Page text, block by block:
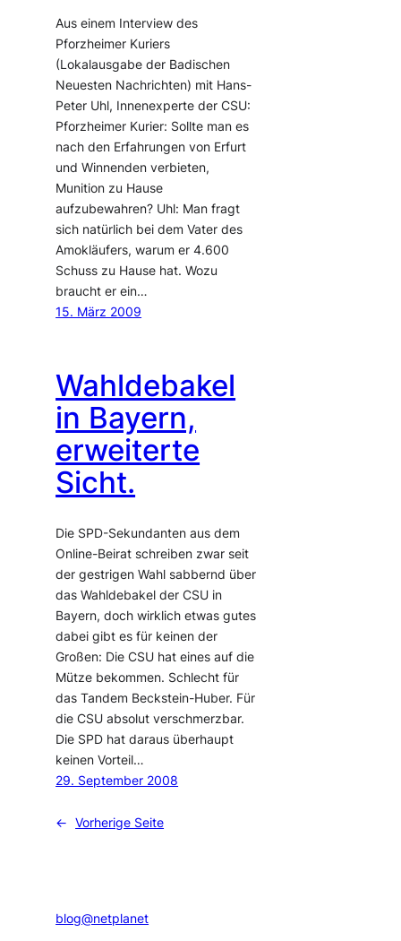
Aus einem Interview des
Pforzheimer Kuriers
(Lokalausgabe der Badischen
Neuesten Nachrichten) mit Hans-
Peter Uhl, Innenexperte der CSU:
Pforzheimer Kurier: Sollte man es
nach den Erfahrungen von Erfurt
und Winnenden verbieten,
Munition zu Hause
aufzubewahren? Uhl: Man fragt
sich natürlich bei dem Vater des
Amokläufers, warum er 4.600
Schuss zu Hause hat. Wozu
braucht er ein…
15. März 2009
Wahldebakel
in Bayern,
erweiterte
Sicht.
Die SPD-Sekundanten aus dem
Online-Beirat schreiben zwar seit
der gestrigen Wahl sabbernd über
das Wahldebakel der CSU in
Bayern, doch wirklich etwas gutes
dabei gibt es für keinen der
Großen: Die CSU hat eines auf die
Mütze bekommen. Schlecht für
das Tandem Beckstein-Huber. Für
die CSU absolut verschmerzbar.
Die SPD hat daraus überhaupt
keinen Vorteil…
29. September 2008
← Vorherige Seite
blog@netplanet